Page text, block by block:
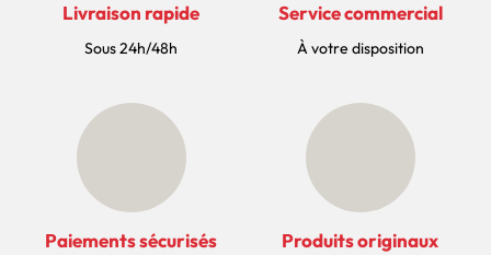
Livraison rapide
Sous 24h/48h
Service commercial
À votre disposition
Paiements sécurisés Produits originaux